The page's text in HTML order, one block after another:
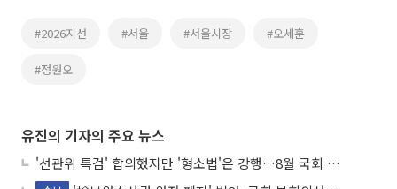
#2026지선 #서울 #서울시장 #오세훈
#정원오
유진의 기자의 주요 뉴스
'선관위 특검' 합의했지만 '형소법'은 강행…8월 국회 '입법 2차전' 예고